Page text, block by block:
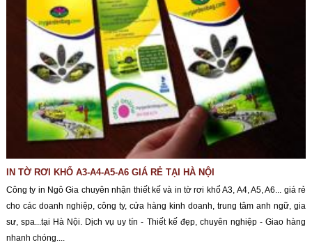
IN TỜ RƠI KHỔ A3-A4-A5-A6 GIÁ RẺ TẠI HÀ NỘI
Công ty in Ngô Gia chuyên nhận thiết kế và in tờ rơi khổ A3, A4, A5, A6... giá rẻ
cho các doanh nghiệp, công ty, cửa hàng kinh doanh, trung tâm anh ngữ, gia
sư, spa...tại Hà Nội. Dịch vụ uy tín - Thiết kế đẹp, chuyên nghiệp - Giao hàng
nhanh chóng....